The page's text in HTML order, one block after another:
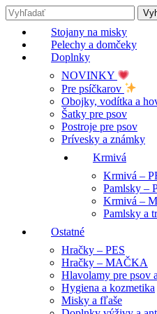
Stojany na misky
Pelechy a domčeky
Doplnky
NOVINKY
Pre psíčkarov
Obojky, vodítka a
Šatky pre psov
Postroje pre psov
Prívesky a známky
Krmivá
Krmivá –
Pamlsky –
Krmivá –
Pamlsky a
Ostatné
Hračky – PES
Hračky – MAČKA
Hlavolamy pre psov
Hygiena a kozmetika
Misky a fľaše